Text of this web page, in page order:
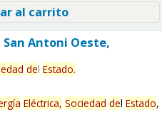
al carrito
Antoni Oeste,
del Estado.
Eléctrica, Sociedad del Estado,